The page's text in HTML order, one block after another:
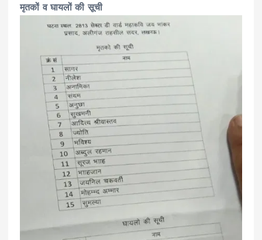
मृतकों व घायलों की सूची